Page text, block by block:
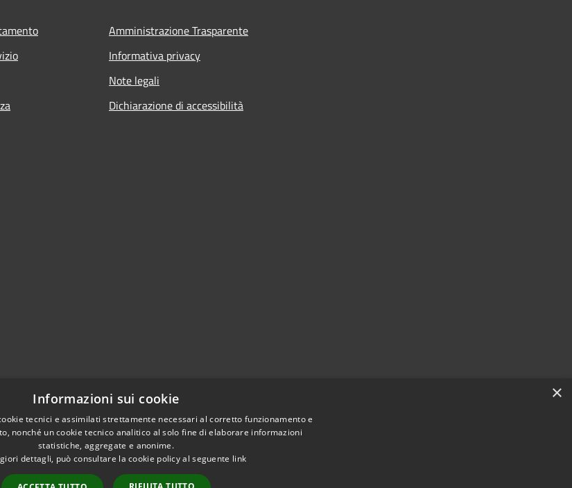
Amministrazione Trasparente
Informativa privacy
Note legali
Dichiarazione di accessibilità
×
Informazioni sui cookie
tecnici e assimilati strettamente necessari al corretto funzionamento e
nonché un cookie tecnico analitico al solo fine di elaborare informazioni
statistiche, aggregate e anonime.
dettagli, può consultare la cookie policy al seguente link